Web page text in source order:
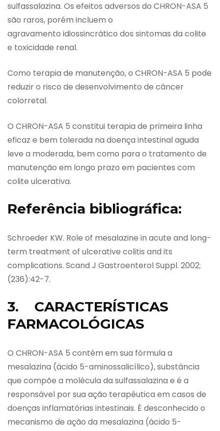
sulfassalazina. Os efeitos adversos do CHRON-ASA 5
são raros, porém incluem o
agravamento idiossincrático dos sintomas da colite
e toxicidade renal.
Como terapia de manutenção, o CHRON-ASA 5 pode
reduzir o risco de desenvolvimento de câncer
colorretal.
O CHRON-ASA 5 constitui terapia de primeira linha
eficaz e bem tolerada na doença intestinal aguda
leve a moderada, bem como para o tratamento de
manutenção em longo prazo em pacientes com
colite ulcerativa.
Referência bibliográfica:
Schroeder KW. Role of mesalazine in acute and long-
term treatment of ulcerative colitis and its
complications. Scand J Gastroenterol Suppl. 2002;
(236):42-7.
3. CARACTERÍSTICAS
FARMACOLÓGICAS
O CHRON-ASA 5 contém em sua fórmula a
mesalazina (ácido 5-aminossalicílico), substância
que compõe a molécula da sulfassalazina e é a
responsável por sua ação terapêutica em casos de
doenças inflamatórias intestinais. É desconhecido o
mecanismo de ação da mesalazina (ácido 5-